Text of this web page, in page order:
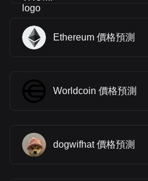
Ethereum 價格預測
Worldcoin 價格預測
dogwifhat 價格預測